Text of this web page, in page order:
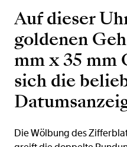
Auf dieser
goldenen
mm x 35 mm
sich die
Die Wölbung des